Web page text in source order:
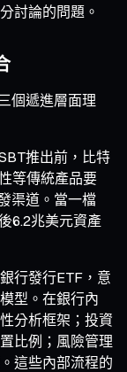
討論的問題。
個遞進層面理
推出前，比特
等傳統產品要
渠道。當一檔
6.2兆美元資產
行發行ETF，意
型。在銀行內
分析框架；投資
比例；風險管理
這些內部流程的